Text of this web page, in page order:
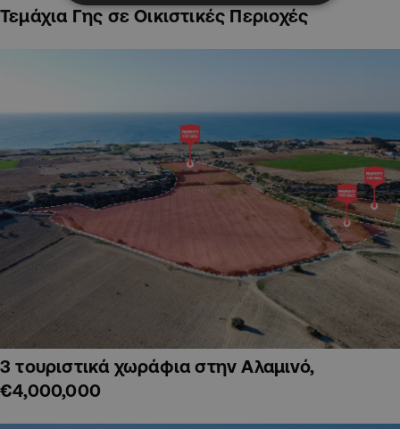
Τεμάχια Γης σε Οικιστικές Περιοχές
3 τουριστικά χωράφια στην Αλαμινό,
€4,000,000